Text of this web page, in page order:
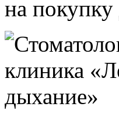
на покупку